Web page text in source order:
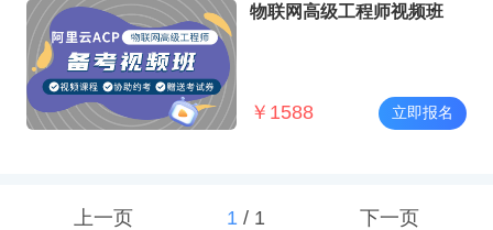
物联网高级工程师视频班
￥ 1588 立即报名
上一页 1/ 1 下一页